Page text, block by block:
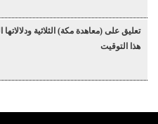
تعليق على (معاهدة مكة) الثلاثية
هذا التوقيت